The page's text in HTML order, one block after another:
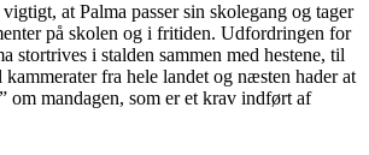
at Palma passer sin skolegang og tager
på skolen og i fritiden. Udfordringen for
stortrives i stalden sammen med hestene, til
fra hele landet og næsten hader at
om mandagen, som er et krav indført af